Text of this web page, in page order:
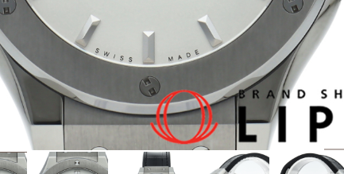
お買い物を続ける